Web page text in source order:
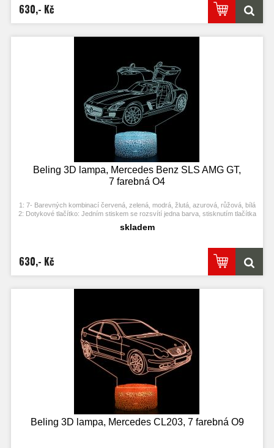
5: Úspora energie. Výkon: 0.012kw.h / 24 hodin, Životnost LED: 50000 hodin
630,- Kč
Beling 3D lampa, Mercedes Benz SLS AMG GT,
7 farebná O4
1: 7- Barevných kombinací červená, zelená, modrá, žlutá, azurová, růžová, bílá
2: Dotykové tlačítko: Jedním stiskem se rozsvítí jedna barva, stisknutím tlačítka
3: Automaticky režim změny barvy. Stiskněte dotykové tlačítko na poslední
4: S napájecím adaptérem USB jej můžete připojit k domácí zásuvce nebo k
5: Úspora energie. Výkon: 0.012kw.h / 24 hodin, Životnost LED: 50000 hodin
skladem
630,- Kč
Beling 3D lampa, Mercedes CL203, 7 farebná O9